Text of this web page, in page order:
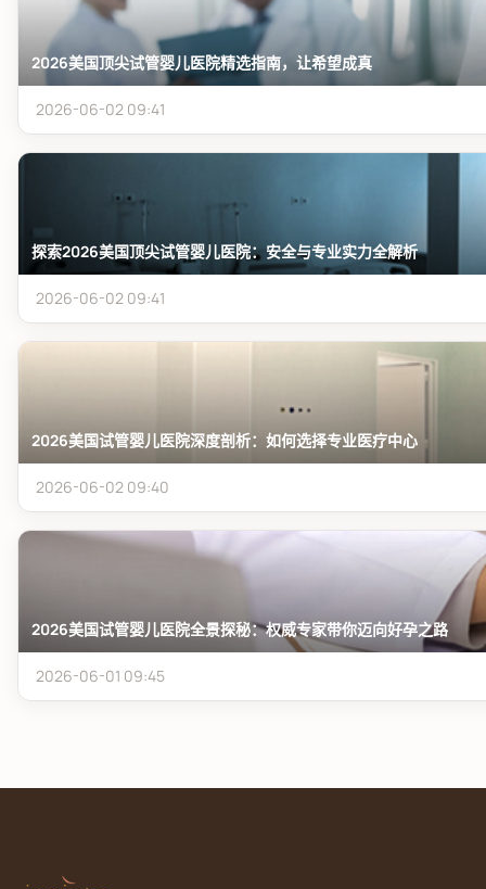
2026美国顶尖试管婴儿医院精选指南，让希望成真
2026-06-02 09:41
探索2026美国顶尖试管婴儿医院：安全与专业实力全解析
2026-06-02 09:41
2026美国试管婴儿医院深度剖析：如何选择专业医疗中心
2026-06-02 09:40
2026美国试管婴儿医院全景探秘：权威专家带你迈向好孕之路
2026-06-01 09:45